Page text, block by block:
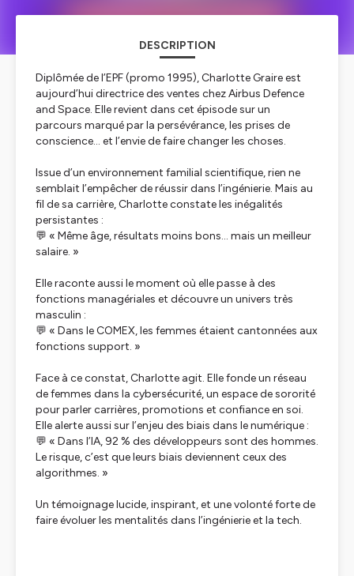
DESCRIPTION
Diplômée de l’EPF (promo 1995), Charlotte Graire est
aujourd’hui directrice des ventes chez Airbus Defence
and Space. Elle revient dans cet épisode sur un
parcours marqué par la persévérance, les prises de
conscience… et l’envie de faire changer les choses.
Issue d’un environnement familial scientifique, rien ne
semblait l’empêcher de réussir dans l’ingénierie. Mais au
fil de sa carrière, Charlotte constate les inégalités
persistantes :
💬 « Même âge, résultats moins bons… mais un meilleur
salaire. »
Elle raconte aussi le moment où elle passe à des
fonctions managériales et découvre un univers très
masculin :
💬 « Dans le COMEX, les femmes étaient cantonnées aux
fonctions support. »
Face à ce constat, Charlotte agit. Elle fonde un réseau
de femmes dans la cybersécurité, un espace de sororité
pour parler carrières, promotions et confiance en soi.
Elle alerte aussi sur l’enjeu des biais dans le numérique :
💬 « Dans l’IA, 92 % des développeurs sont des hommes.
Le risque, c’est que leurs biais deviennent ceux des
algorithmes. »
Un témoignage lucide, inspirant, et une volonté forte de
faire évoluer les mentalités dans l’ingénierie et la tech.